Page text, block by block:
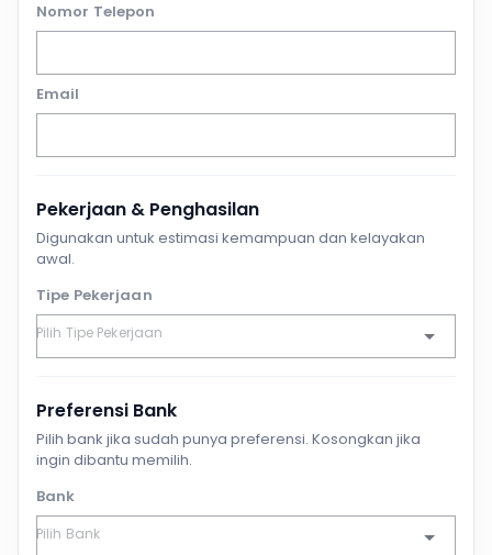
Nomor Telepon
Email
Pekerjaan & Penghasilan
Digunakan untuk estimasi kemampuan dan kelayakan
awal.
Tipe Pekerjaan
Preferensi Bank
Pilih bank jika sudah punya preferensi. Kosongkan jika
ingin dibantu memilih.
Bank